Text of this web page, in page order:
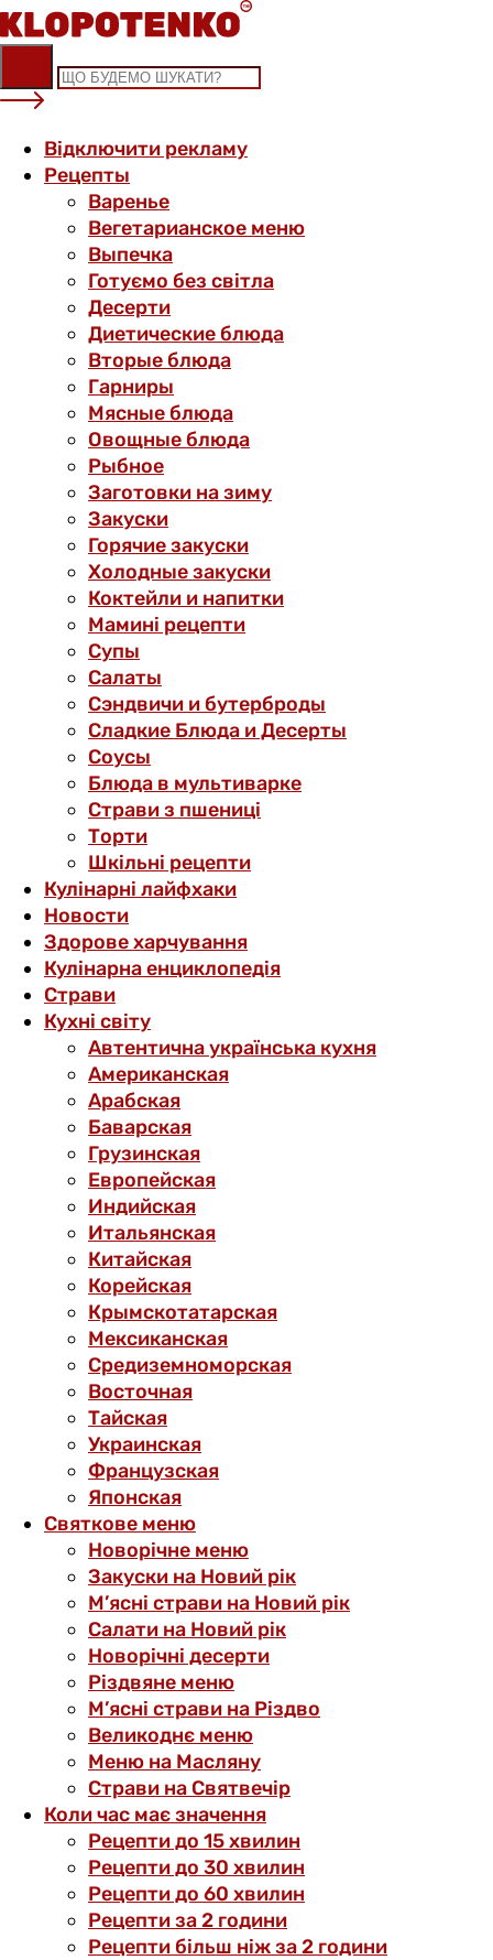
Skip
to
content
Відключити рекламу
Рецепты
Варенье
Вегетарианское меню
Выпечка
Готуємо без світла
Десерти
Диетические блюда
Вторые блюда
Гарниры
Мясные блюда
Овощные блюда
Рыбное
Заготовки на зиму
Закуски
Горячие закуски
Холодные закуски
Коктейли и напитки
Мамині рецепти
Супы
Салаты
Сэндвичи и бутерброды
Сладкие Блюда и Десерты
Соусы
Блюда в мультиварке
Страви з пшениці
Торти
Шкільні рецепти
Кулінарні лайфхаки
Новости
Здорове харчування
Кулінарна енциклопедія
Страви
Кухні світу
Автентична українська кухня
Американская
Арабская
Баварская
Грузинская
Европейская
Индийская
Итальянская
Китайская
Корейская
Крымскотатарская
Мексиканская
Средиземноморская
Восточная
Тайская
Украинская
Французская
Японская
Святкове меню
Новорічне меню
Закуски на Новий рік
М’ясні страви на Новий рік
Салати на Новий рік
Новорічні десерти
Різдвяне меню
М’ясні страви на Різдво
Великоднє меню
Меню на Масляну
Страви на Святвечір
Коли час має значення
Рецепти до 15 хвилин
Рецепти до 30 хвилин
Рецепти до 60 хвилин
Рецепти за 2 години
Рецепти більш ніж за 2 години